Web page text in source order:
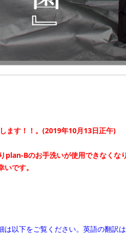
ます！！。 (2019年10月13日正午)
plan-Bのお手洗いが使用できなくな
です。
以下をご覧ください。英語の翻訳